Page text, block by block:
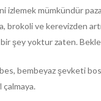
mümkündür
brokoli ve kerevizden
şey yoktur zaten.
bembeyaz şevketi
çalmaya.